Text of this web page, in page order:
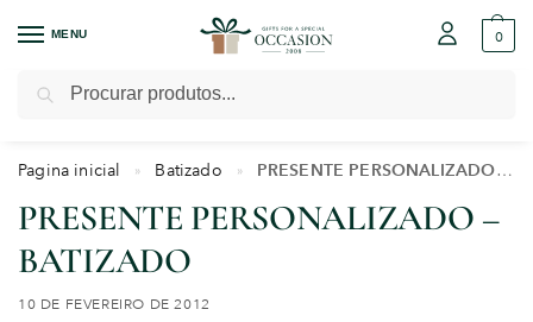
MENU 0
Pagina inicial » Batizado » PRESENTE PERSONALIZADO – BATIZADO
PRESENTE PERSONALIZADO –
BATIZADO
10 DE FEVEREIRO DE 2012